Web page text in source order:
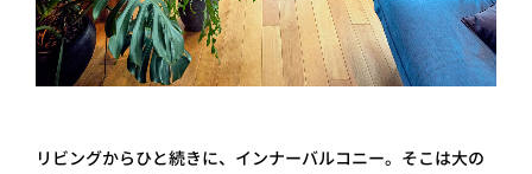
リビングからひと続きに、インナーバルコニー。そこは大の